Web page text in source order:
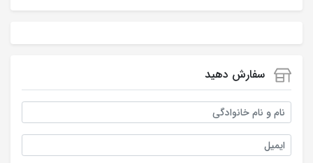
سفارش دهید
نام و نام خانوادگی
ایمیل